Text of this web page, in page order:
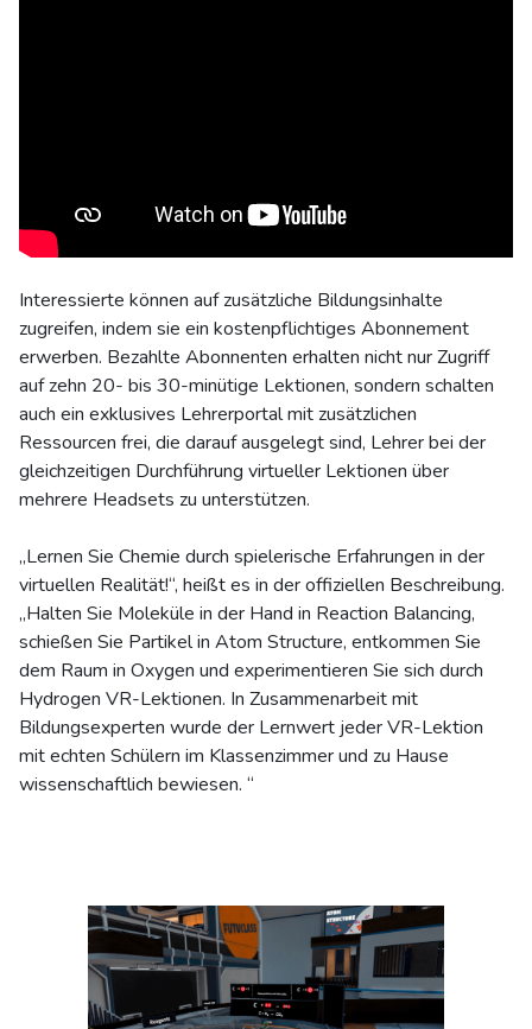
Interessierte können auf zusätzliche Bildungsinhalte
zugreifen, indem sie ein kostenpflichtiges Abonnement
erwerben. Bezahlte Abonnenten erhalten nicht nur Zugriff
auf zehn 20- bis 30-minütige Lektionen, sondern schalten
auch ein exklusives Lehrerportal mit zusätzlichen
Ressourcen frei, die darauf ausgelegt sind, Lehrer bei der
gleichzeitigen Durchführung virtueller Lektionen über
mehrere Headsets zu unterstützen.
„Lernen Sie Chemie durch spielerische Erfahrungen in der
virtuellen Realität!“, heißt es in der offiziellen Beschreibung.
„Halten Sie Moleküle in der Hand in Reaction Balancing,
schießen Sie Partikel in Atom Structure, entkommen Sie
dem Raum in Oxygen und experimentieren Sie sich durch
Hydrogen VR-Lektionen. In Zusammenarbeit mit
Bildungsexperten wurde der Lernwert jeder VR-Lektion
mit echten Schülern im Klassenzimmer und zu Hause
wissenschaftlich bewiesen. “